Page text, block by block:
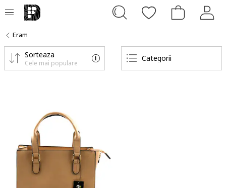
Eram
Categorii
Sorteaza
Cele mai populare